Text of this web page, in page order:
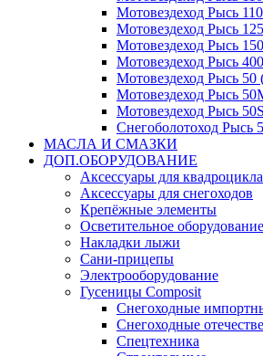
Мотовездеход Рысь
Мотовездеход Рысь
Мотовездеход Рысь
Мотовездеход Рысь 400
Мотовездеход Рысь 50
Мотовездеход Рысь
Мотовездеход Рысь 50S
Снегоболотоход Рысь
МАСЛА И СМАЗКИ
ДОП.ОБОРУДОВАНИЕ
Аксессуары для квадроцикла
Аксессуары для снегоходов
Крепёжные элементы
Осветительное оборудование
Накладки лыжи
Сани-прицепы
Электрооборудование
Гусеницы Composit
Снегоходные
Снегоходные
Спецтехника